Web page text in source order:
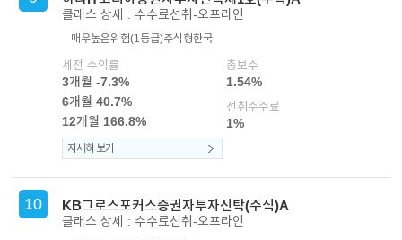
클래스 상세 : 수수료선취-오프라인
매우높은위험(1등급)주식형한국
세전 수익률
3개월 -7.3%
6개월 40.7%
12개월 166.8%
총보수
1.54%
선취수수료
1%
자세히 보기
10 KB그로스포커스증권자투자신탁(주식)A
클래스 상세 : 수수료선취-오프라인